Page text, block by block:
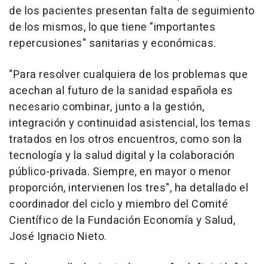
de los pacientes presentan falta de seguimiento
de los mismos, lo que tiene "importantes
repercusiones" sanitarias y económicas.
"Para resolver cualquiera de los problemas que
acechan al futuro de la sanidad española es
necesario combinar, junto a la gestión,
integración y continuidad asistencial, los temas
tratados en los otros encuentros, como son la
tecnología y la salud digital y la colaboración
público-privada. Siempre, en mayor o menor
proporción, intervienen los tres", ha detallado el
coordinador del ciclo y miembro del Comité
Científico de la Fundación Economía y Salud,
José Ignacio Nieto.